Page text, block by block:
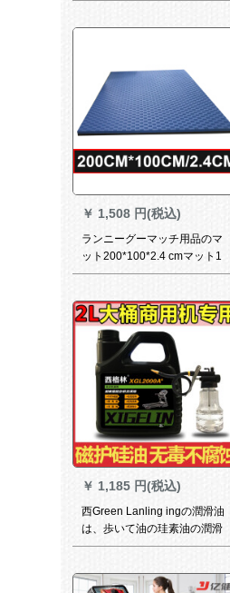
￥ 1,508 円(税込)
ランニーグーマッチ用品のマ
ット200*100*2.4 cmマット1
冊
￥ 1,185 円(税込)
西Green Lanling ingの潤滑油
は、歩いて油の珪素油の潤滑
油のジムのマシンの潤滑油
の豪華な2リットが詰めます。